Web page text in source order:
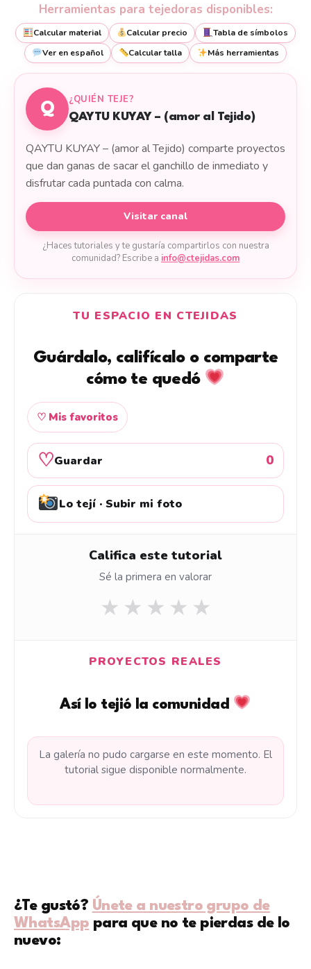
Herramientas para tejedoras disponibles:
Calcular material Calcular precio
Tabla de símbolos
Ver en español
Calcular talla Más herramientas
Q
¿QUIÉN TEJE?
QAYTU KUYAY – (amor al Tejido)
QAYTU KUYAY – (amor al Tejido) comparte proyectos
que dan ganas de sacar el ganchillo de inmediato y
disfrutar cada puntada con calma.
Visitar canal
¿Haces tutoriales y te gustaría compartirlos con nuestra
comunidad? Escribe a info@ctejidas.com
TU ESPACIO EN CTEJIDAS
Guárdalo, califícalo o comparte
cómo te quedó
♡ Mis favoritos
♡Guardar 0
Lo tejí · Subir mi foto
Califica este tutorial
Sé la primera en valorar
★ ★ ★ ★ ★
PROYECTOS REALES
Así lo tejió la comunidad
La galería no pudo cargarse en este momento. El
tutorial sigue disponible normalmente.
¿Te gustó? Únete a nuestro grupo de
WhatsApp para que no te pierdas de lo
nuevo: